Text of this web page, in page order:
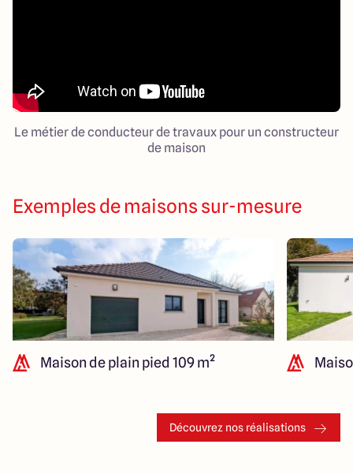
Le métier de conducteur de travaux pour un constructeur
de maison
Exemples de maisons sur-mesure
Maison de plain pied 109 m²
Découvrez nos réalisations